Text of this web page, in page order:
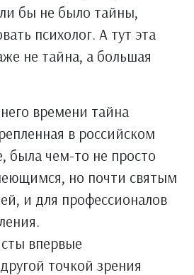
бы не было тайны,
психолог. А тут эта
не тайна, а большая
времени тайна
в российском
была чем-то не просто
но почти святым
и для профессионалов
впервые
точкой зрения